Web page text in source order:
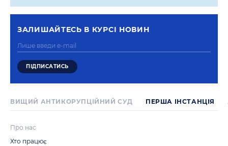
ЗАЛИШАЙТЕСЬ В КУРСI НОВИН
ВИЩИЙ АНТИКОРУПЦІЙНИЙ СУД ПЕРША IНСТАНЦIЯ
Про нас
Хто працює